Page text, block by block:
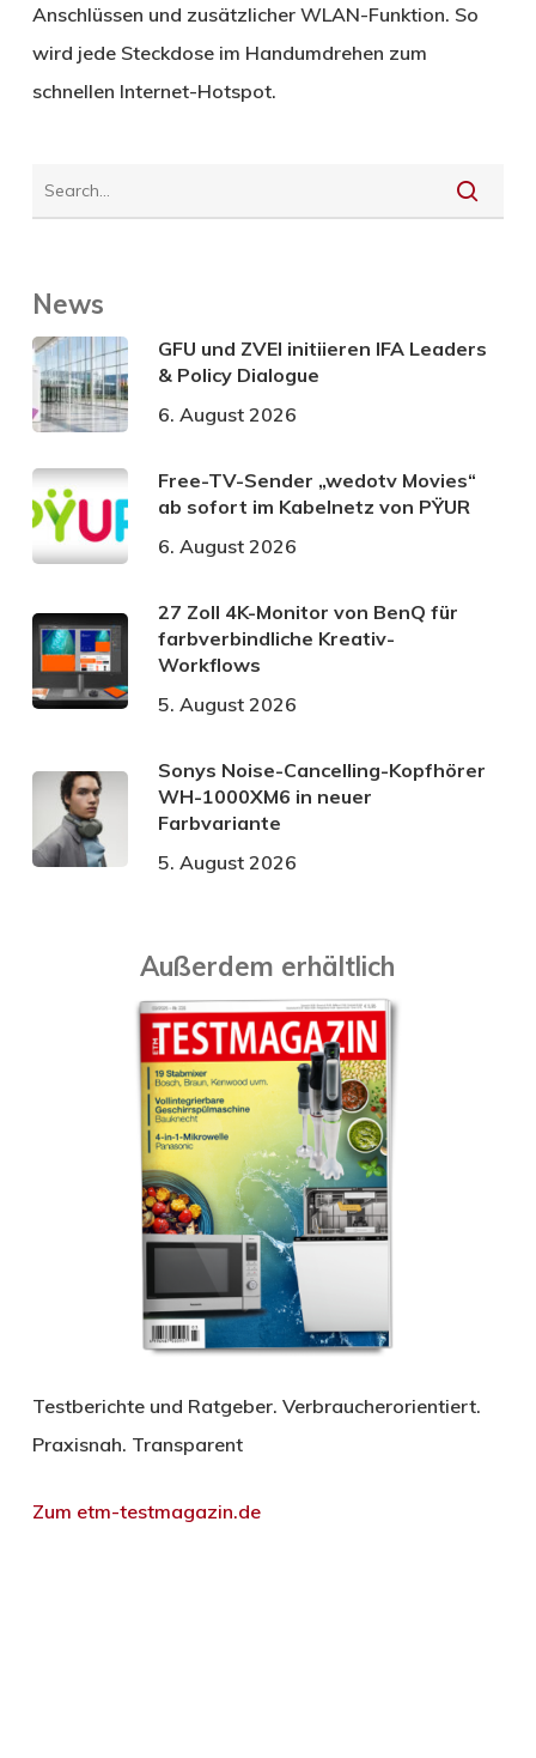
Anschlüssen und zusätzlicher WLAN-Funktion. So
wird jede Steckdose im Handumdrehen zum
schnellen Internet-Hotspot.
News
GFU und ZVEI initiieren IFA Leaders
& Policy Dialogue
6. August 2026
Free-TV-Sender „wedotv Movies“
ab sofort im Kabelnetz von PŸUR
6. August 2026
27 Zoll 4K-Monitor von BenQ für
farbverbindliche Kreativ-
Workflows
5. August 2026
Sonys Noise-Cancelling-Kopfhörer
WH-1000XM6 in neuer
Farbvariante
5. August 2026
Außerdem erhältlich
Testberichte und Ratgeber. Verbraucherorientiert.
Praxisnah. Transparent
Zum etm-testmagazin.de